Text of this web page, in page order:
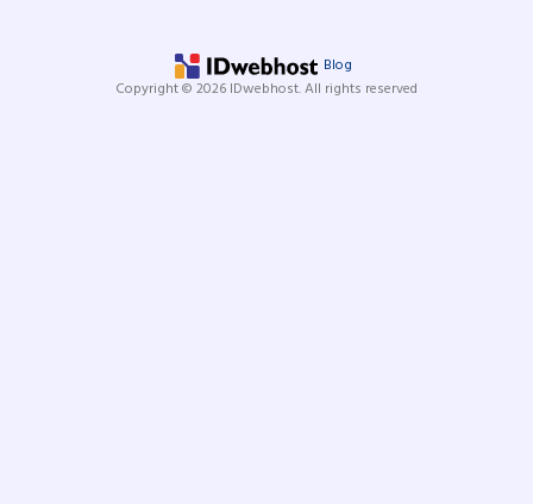
Blog
Copyright © 2026 IDwebhost. All rights reserved